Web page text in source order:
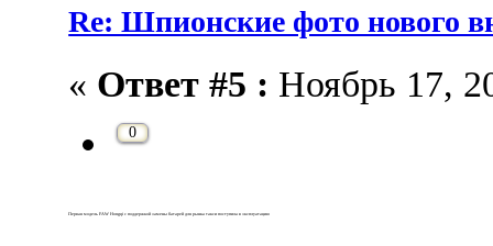
Re: Шпионские фото нового
« Ответ #5 : Ноябрь 17,
0
Первая модель FAW Hongqi с поддержкой замены батарей для рынка такси поступила в эксплуатацию